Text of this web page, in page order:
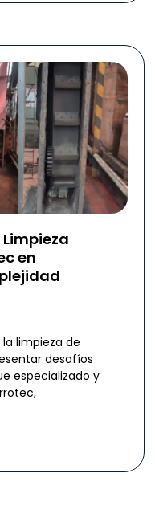
en
limpieza de
desafíos
especializado y